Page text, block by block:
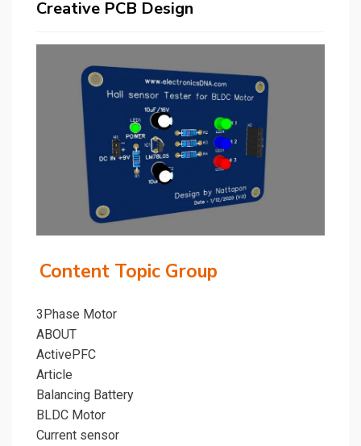
Creative PCB Design
Content Topic Group
3Phase Motor
ABOUT
ActivePFC
Article
Balancing Battery
BLDC Motor
Current sensor